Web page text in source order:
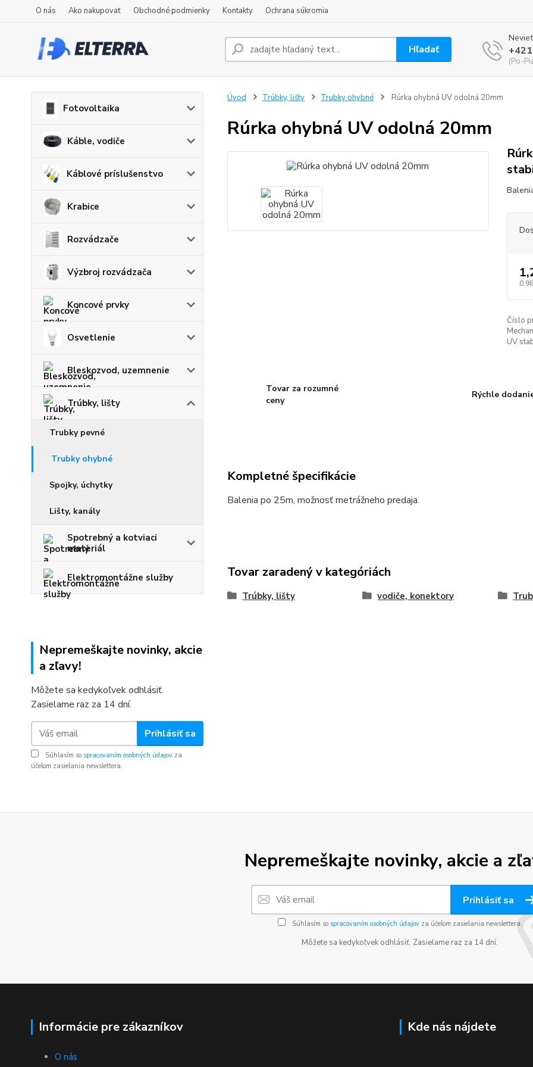
O nás Ako nakupovať Obchodné podmienky Kontakty Ochrana súkromia
Hľadať
(Po-
Fotovoltaika
Káble, vodiče
Káblové príslušenstvo
Krabice
Rozvádzače
Výzbroj rozvádzača
Koncové prvky
Osvetlenie
Bleskozvod, uzemnenie
Trúbky, lišty
Trubky pevné
Trubky ohybné
Spojky, úchytky
Lišty, kanály
Spotrebný a kotviaci
materiál
Elektromontážne služby
Nepremeškajte novinky, akcie
a zľavy!
Môžete sa kedykoľvek odhlásiť.
Zasielame raz za 14 dní.
Prihlásiť sa
Súhlasím so spracovaním osobných údajov za
účelom zasielania newslettera.
Úvod Trúbky, lišty Trubky ohybné Rúrka ohybná UV odolná 20mm
Rúrka ohybná UV odolná 20mm
Číslo
UV
Tovar za rozumné
ceny
Rýchle
Kompletné špecifikácie
Balenia po 25m, možnosť metrážneho predaja.
Tovar zaradený v kategóriách
Trúbky, lišty vodiče, konektory
Nepremeškajte novinky, akcie a
Prihlásiť sa
Súhlasím so spracovaním osobných údajovza účelom zasielania newslettera.
Môžete sa kedykoľvek odhlásiť. Zasielame raz za 14 dní.
Informácie pre zákazníkov
O nás
Kde nás nájdete